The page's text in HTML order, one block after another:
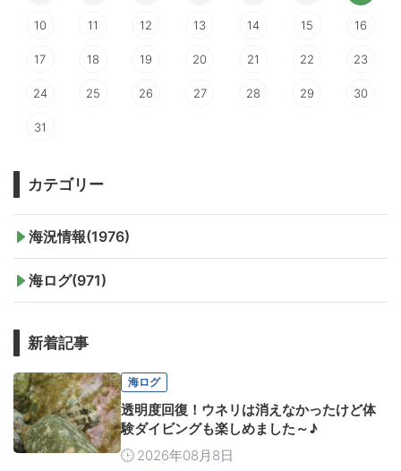
10 11 12 13 14 15 16
17 18 19 20 21 22 23
24 25 26 27 28 29 30
31
カテゴリー
海況情報(1976)
海ログ(971)
新着記事
海ログ
透明度回復！ウネリは消えなかったけど体
験ダイビングも楽しめました～♪
2026年08月8日